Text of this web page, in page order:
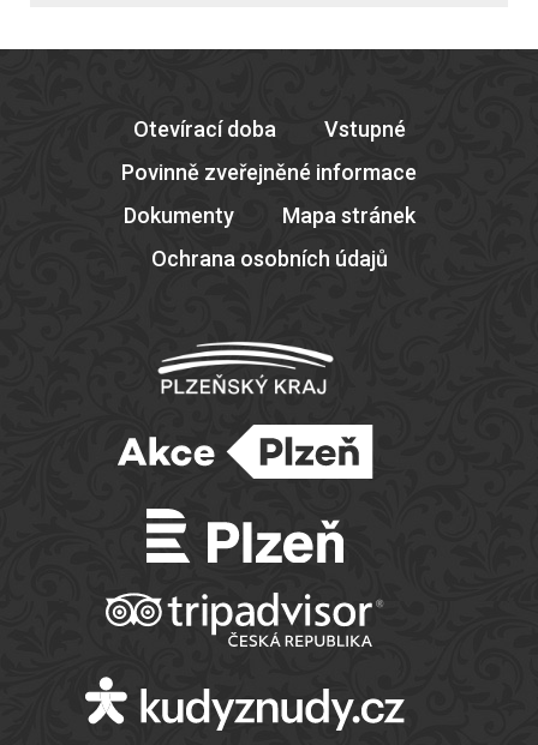
Otevírací doba
Vstupné
Povinně zveřejněné informace
Dokumenty
Mapa stránek
Ochrana osobních údajů